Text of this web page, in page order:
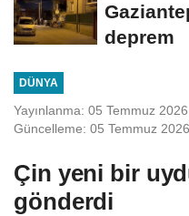
deprem
DÜNYA
Yayınlanma: 05 Temmuz
Güncelleme: 05 Temmuz
Çin yeni bir
gönderdi